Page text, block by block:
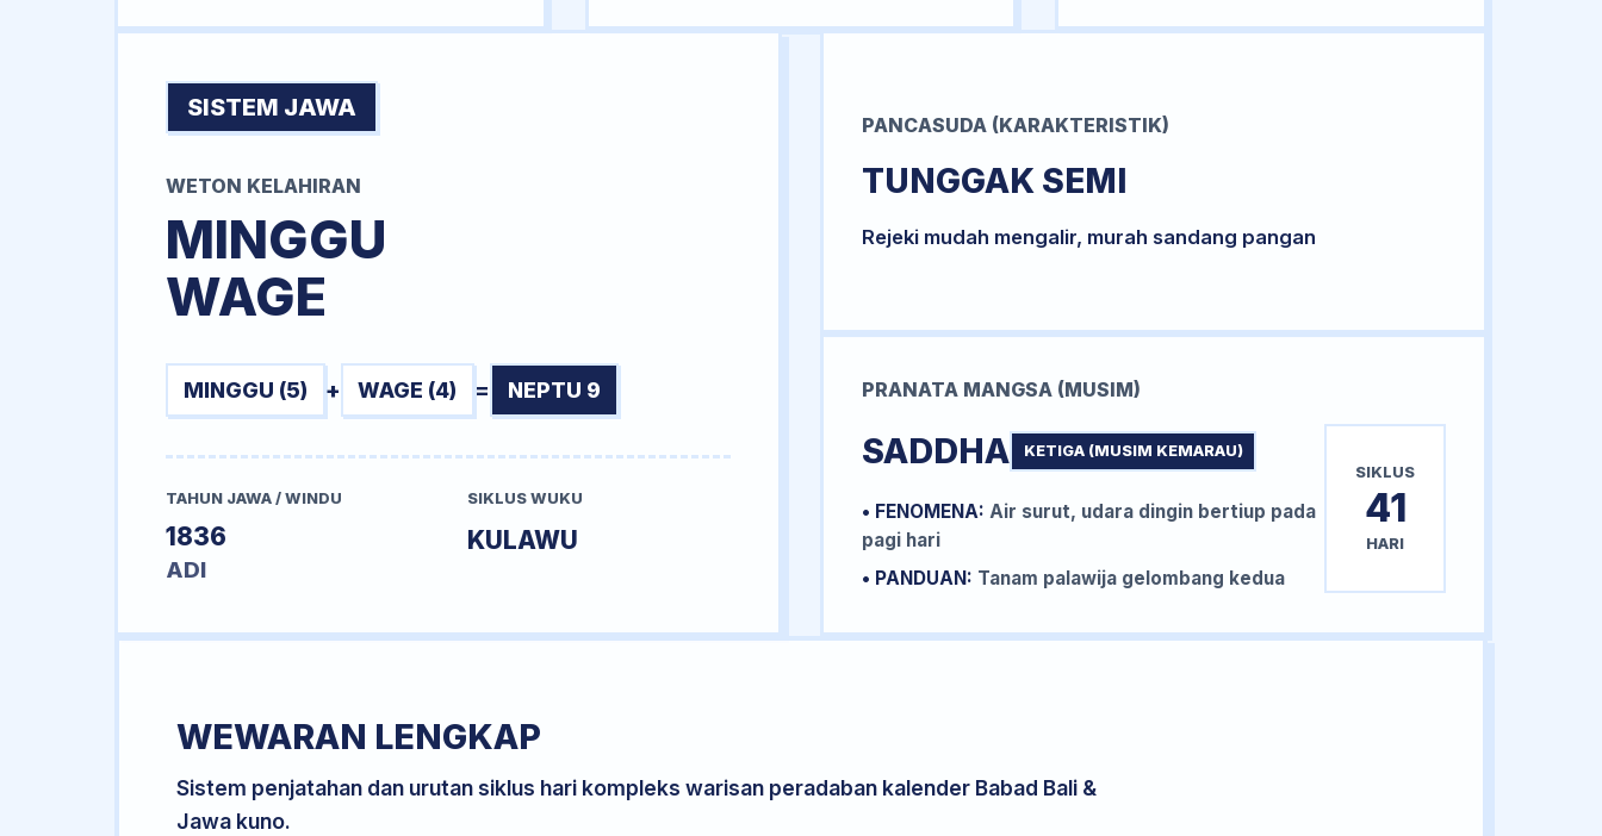
SISTEM JAWA
WETON KELAHIRAN
MINGGU
WAGE
MINGGU (5) + WAGE (4) = NEPTU 9
TAHUN JAWA / WINDU
1836
ADI
SIKLUS WUKU
KULAWU
PANCASUDA (KARAKTERISTIK)
TUNGGAK SEMI
Rejeki mudah mengalir, murah sandang pangan
PRANATA MANGSA (MUSIM)
SADDHA KETIGA (MUSIM KEMARAU)
• FENOMENA: Air surut, udara dingin bertiup pada
pagi hari
• PANDUAN: Tanam palawija gelombang kedua
SIKLUS
41
HARI
WEWARAN LENGKAP
Sistem penjatahan dan urutan siklus hari kompleks warisan peradaban kalender Babad Bali &
Jawa kuno.